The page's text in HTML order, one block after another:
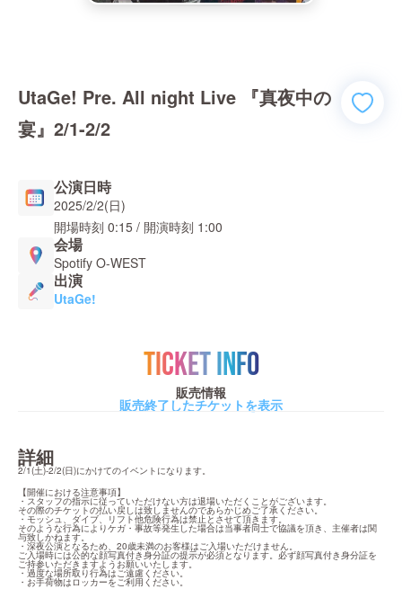
UtaGe! Pre. All night Live 『真夜中の
宴』2/1-2/2
公演日時
2025/2/2(日)
開場時刻 0:15 / 開演時刻 1:00
会場
Spotify O-WEST
出演
UtaGe!
TICKET INFO
販売情報
販売終了したチケットを表示
詳細
2/1(土)-2/2(日)にかけてのイベントになります。
【開催における注意事項】
・スタッフの指示に従っていただけない方は退場いただくことがございます。
その際のチケットの払い戻しは致しませんのであらかじめご了承ください。
・モッシュ、ダイブ、リフト他危険行為は禁止とさせて頂きます。
そのような行為によりケガ・事故等発生した場合は当事者同士で協議を頂き、主催者は関
与致しかねます。
・深夜公演となるため、20歳未満のお客様はご入場いただけません。
ご入場時には公的な顔写真付き身分証の提示が必須となります。必ず顔写真付き身分証を
ご持参いただきますようお願いいたします。
・過度な場所取り行為はご遠慮ください。
・お手荷物はロッカーをご利用ください。